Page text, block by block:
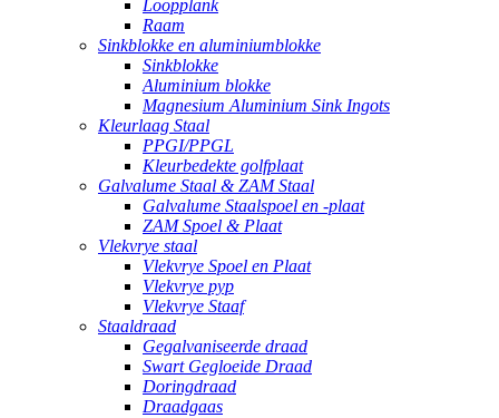
Loopplank
Raam
Sinkblokke en aluminiumblokke
Sinkblokke
Aluminium blokke
Magnesium Aluminium Sink Ingots
Kleurlaag Staal
PPGI/PPGL
Kleurbedekte golfplaat
Galvalume Staal & ZAM Staal
Galvalume Staalspoel en -plaat
ZAM Spoel & Plaat
Vlekvrye staal
Vlekvrye Spoel en Plaat
Vlekvrye pyp
Vlekvrye Staaf
Staaldraad
Gegalvaniseerde draad
Swart Gegloeide Draad
Doringdraad
Draadgaas